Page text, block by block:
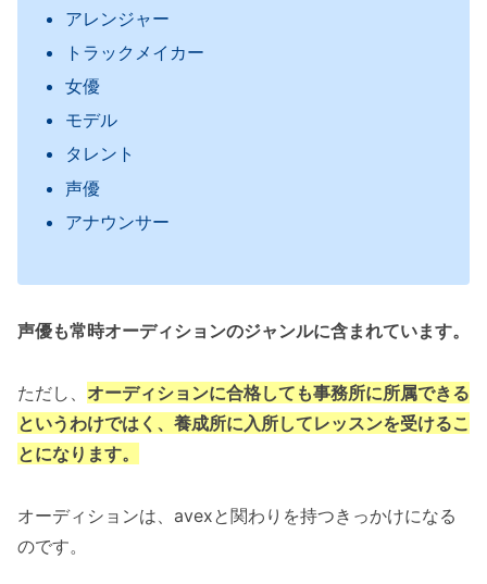
アレンジャー
トラックメイカー
女優
モデル
タレント
声優
アナウンサー
声優も常時オーディションのジャンルに含まれています。
ただし、 オーディションに合格しても事務所に所属できる
というわけではく、養成所に入所してレッスンを受けるこ
とになります。
オーディションは、avexと関わりを持つきっかけになる
のです。